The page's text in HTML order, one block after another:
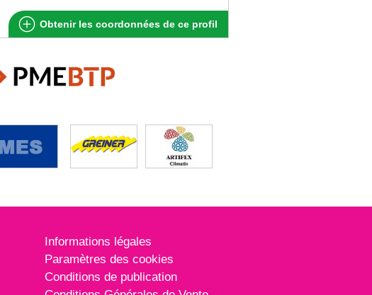
Obtenir les coordonnées de ce profil
Informations légales
Paramètres des cookies
Conditions de publication